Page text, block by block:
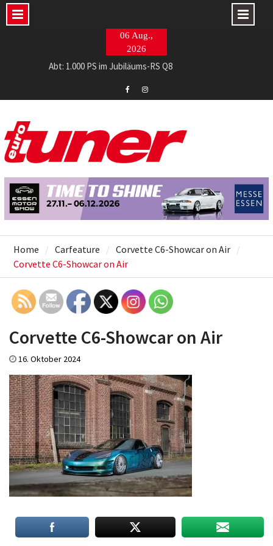
06 Aug.,
2026
Abt: 1.000 PS im Jubiläums-RS Q8
2002 tii-Showcar par excellence
Home Carfeature
Corvette C6-Showcar on Air
Corvette C6-Showcar on Air
Corvette C6-Showcar on Air
16. Oktober 2024